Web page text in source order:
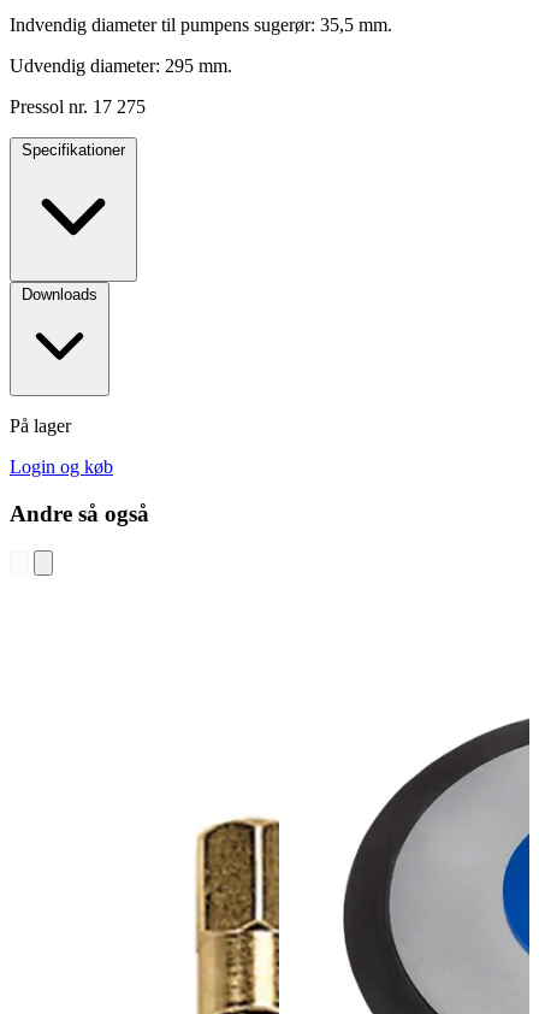
Indvendig diameter til pumpens sugerør: 35,5 mm.
Udvendig diameter: 295 mm.
Pressol nr. 17 275
Specifikationer
Downloads
På lager
Login og køb
Andre så også